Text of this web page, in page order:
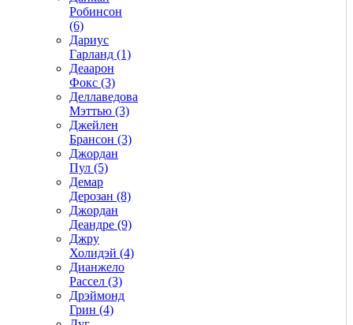
Робинсон
(6)
Дариус
Гарланд (1)
Деаарон
Фокс (3)
Деллаведова
Мэттью (3)
Джейлен
Брансон (3)
Джордан
Пул (5)
Демар
Дерозан (8)
Джордан
Деандре (9)
Джру
Холидэй (4)
Дианжело
Рассел (3)
Дрэймонд
Грин (4)